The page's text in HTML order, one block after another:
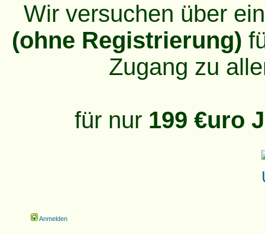
Wir versuchen über
(ohne Registrierung)
Zugang zu
für nur 199 €uro
Anmelden